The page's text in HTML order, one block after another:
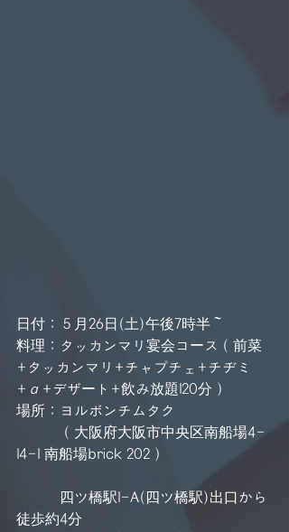
日付：５月26日(土)午後7時半～
料理：タッカンマリ宴会コース（前菜
+タッカンマリ+チャプチェ+チヂミ
+α+デザート+飲み放題120分）
場所：ヨルボンチムタク
（大阪府大阪市中央区南船場4-
14-1 南船場brick 202）
四ツ橋駅1-A(四ツ橋駅)出口から
徒歩約4分